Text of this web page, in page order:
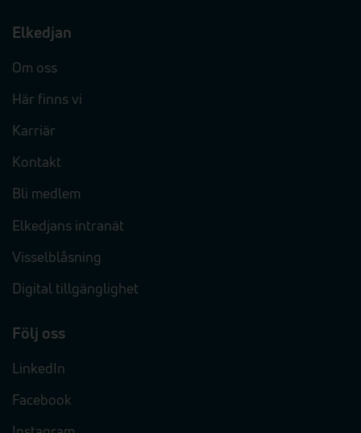
Elkedjan
Om oss
Här finns vi
Karriär
Kontakt
Bli medlem
Elkedjans intranät
Visselblåsning
Digital tillgänglighet
Följ oss
LinkedIn
Facebook